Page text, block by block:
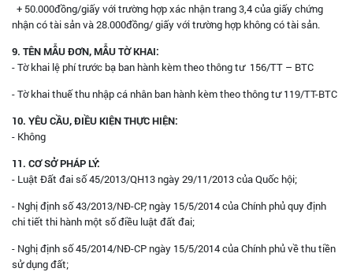
+ 50.000đồng/giấy với trường hợp xác nhận trang 3,4 của giấy chứng
nhận có tài sản và 28.000đồng/ giấy với trường hợp không có tài sản.
9. TÊN MẪU ĐƠN, MẪU TỜ KHAI:
- Tờ khai lệ phí trước bạ ban hành kèm theo thông tư 156/TT – BTC
- Tờ khai thuế thu nhập cá nhân ban hành kèm theo thông tư 119/TT-BTC
10. YÊU CẦU, ĐIỀU KIỆN THỰC HIỆN:
- Không
11. CƠ SỞ PHÁP LÝ:
- Luật Đất đai số 45/2013/QH13 ngày 29/11/2013 của Quốc hội;
- Nghị định số 43/2013/NĐ-CP, ngày 15/5/2014 của Chính phủ quy định
chi tiết thi hành một số điều luật đất đai;
- Nghị định số 45/2014/NĐ-CP ngày 15/5/2014 của Chính phủ về thu tiền
sử dụng đất;